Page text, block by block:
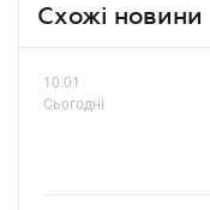
Схожі новини
10.01
Сьогодні